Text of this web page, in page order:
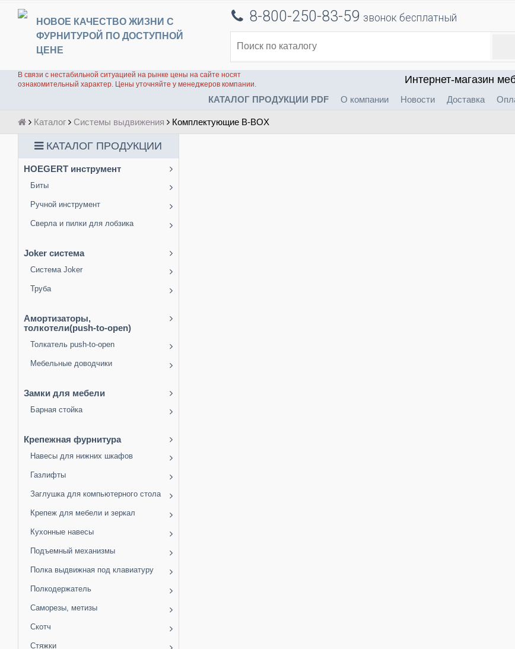
НОВОЕ КАЧЕСТВО ЖИЗНИ С
ФУРНИТУРОЙ ПО ДОСТУПНОЙ
ЦЕНЕ
8-800-250-83-59 звонок бесплатный
В связи с нестабильной ситуацией на рынке цены на сайте носят
ознакомительный характер. Цены уточняйте у менеджеров компании.
Интернет-магазин
КАТАЛОГ ПРОДУКЦИИ PDF О компании Новости Доставка
Каталог Системы выдвижения Комплектующие B-BOX
КАТАЛОГ ПРОДУКЦИИ
HOEGERT инструмент
Биты
Ручной инструмент
Сверла и пилки для лобзика
Joker система
Система Joker
Труба
Амортизаторы,
толкотели(push-to-open)
Толкатель push-to-open
Мебельные доводчики
Замки для мебели
Барная стойка
Крепежная фурнитура
Навесы для нижних шкафов
Газлифты
Заглушка для компьютерного стола
Крепеж для мебели и зеркал
Кухонные навесы
Подъемный механизмы
Полка выдвижная под клавиатуру
Полкодержатель
Саморезы, метизы
Скотч
Стяжки